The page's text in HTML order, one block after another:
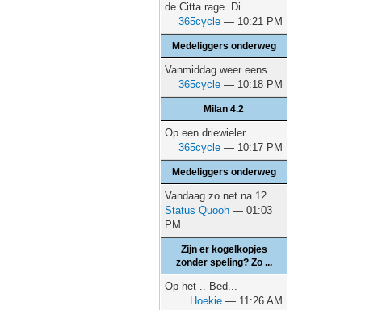
de Citta rage Di...
365cycle — 10:21 PM
Medeliggers onderweg
Vanmiddag weer eens ...
365cycle — 10:18 PM
Milan 4.2
Op een driewieler ...
365cycle — 10:17 PM
Medeliggers onderweg
Vandaag zo net na 12...
Status Quooh — 01:03
PM
Zijn er kogelkopjes
zonder speling? Zo ...
Op het .. Bed...
Hoekie — 11:26 AM